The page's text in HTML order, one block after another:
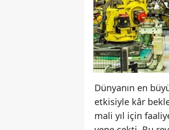
Dünyanın en
etkisiyle kâr
mali yıl için